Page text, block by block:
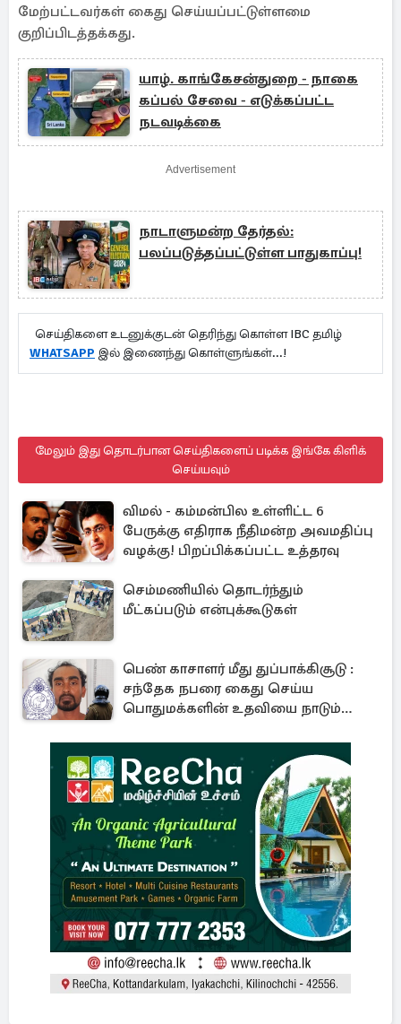
மேற்பட்டவர்கள் கைது செய்யப்பட்டுள்ளமை
குறிப்பிடத்தக்கது.
யாழ். காங்கேசன்துறை - நாகை
கப்பல் சேவை - எடுக்கப்பட்ட
நடவடிக்கை
Advertisement
நாடாளுமன்ற தேர்தல்:
பலப்படுத்தப்பட்டுள்ள பாதுகாப்பு!
செய்திகளை உடனுக்குடன் தெரிந்து கொள்ள IBC தமிழ்
WHATSAPP இல் இணைந்து கொள்ளுங்கள்...!
மேலும் இது தொடர்பான செய்திகளைப் படிக்க இங்கே கிளிக்
செய்யவும்
விமல் - கம்மன்பில உள்ளிட்ட 6
பேருக்கு எதிராக நீதிமன்ற அவமதிப்பு
வழக்கு! பிறப்பிக்கப்பட்ட உத்தரவு
செம்மணியில் தொடர்ந்தும்
மீட்கப்படும் என்புக்கூடுகள்
பெண் காசாளர் மீது துப்பாக்கிசூடு :
சந்தேக நபரை கைது செய்ய
பொதுமக்களின் உதவியை நாடும்